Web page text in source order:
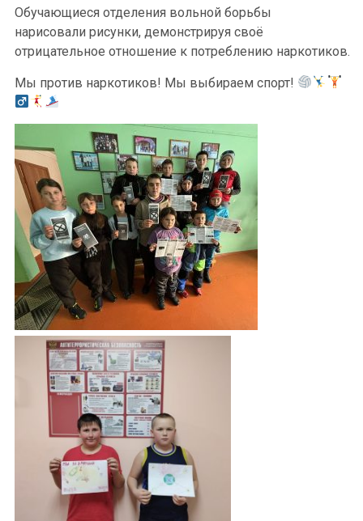
Обучающиеся отделения вольной борьбы
нарисовали рисунки, демонстрируя своё
отрицательное отношение к потреблению наркотиков.
Мы против наркотиков! Мы выбираем спорт!